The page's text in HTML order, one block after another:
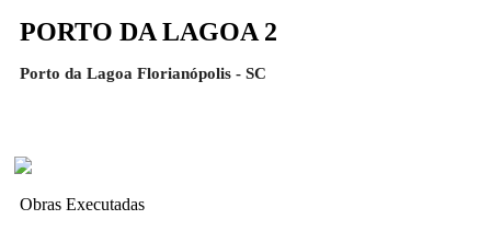
PORTO DA LAGOA 2
Porto da Lagoa Florianópolis - SC
Obras Executadas